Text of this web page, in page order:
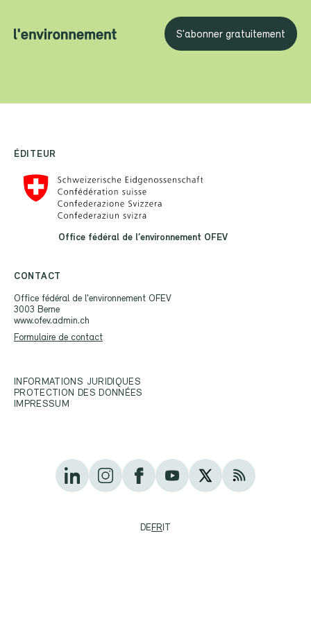
S'abonner gratuitement
ÉDITEUR
Office fédéral de l’environnement OFEV
CONTACT
Office fédéral de l'environnement OFEV
3003 Berne
www.ofev.admin.ch
Formulaire de contact
INFORMATIONS JURIDIQUES
PROTECTION DES DONNÉES
IMPRESSUM
DEFRIT